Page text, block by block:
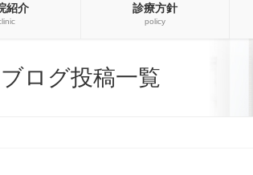
紹介 診療方針
policy
ブログ投稿一覧